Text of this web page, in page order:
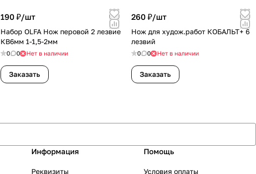
190 ₽/шт
Набор OLFA Нож перовой 2 лезвие
КВ6мм 1-1,5-2мм
0 0 Нет в наличии
Заказать
260 ₽/шт
Нож для худож.работ КОБАЛЬТ+ 6
лезвий
0 0 Нет в наличии
Заказать
Информация
Реквизиты
Помощь
Условия оплаты